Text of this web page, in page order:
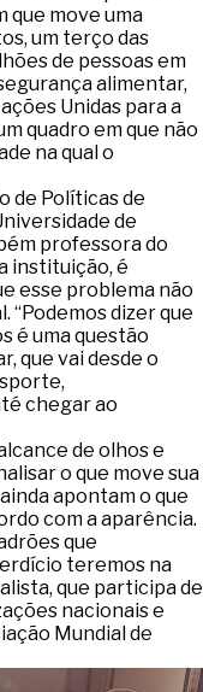
que move uma
um terço das
de pessoas em
alimentar,
Unidas para a
quadro em que não
na qual o
de Políticas de
de
professora do
instituição, é
esse problema não
“Podemos dizer que
é uma questão
que vai desde o
chegar ao
de olhos e
o que move sua
apontam o que
com a aparência.
que
teremos na
que participa de
nacionais e
Mundial de